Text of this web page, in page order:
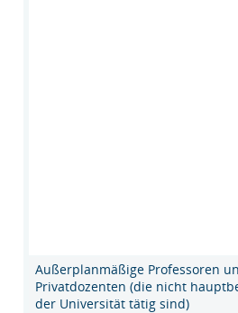
Außerplanmäßige Professoren
Privatdozenten (die nicht
der Universität tätig sind)